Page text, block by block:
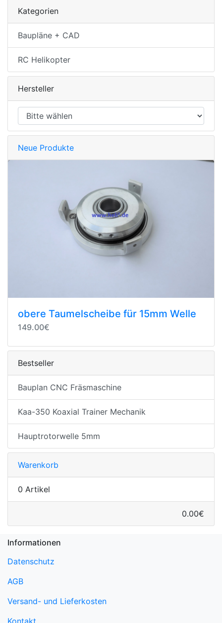
Kategorien
Baupläne + CAD
RC Helikopter
Hersteller
Neue Produkte
obere Taumelscheibe für 15mm Welle
149.00€
Bestseller
Bauplan CNC Fräsmaschine
Kaa-350 Koaxial Trainer Mechanik
Hauptrotorwelle 5mm
Warenkorb
0 Artikel
0.00€
Informationen
Datenschutz
AGB
Versand- und Lieferkosten
Kontakt